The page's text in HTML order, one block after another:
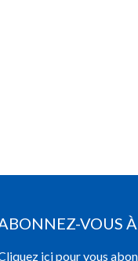
VOUS
ici pour vous